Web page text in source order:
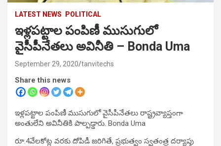
LATEST NEWS POLITICAL
ఇళ్లపట్టాల పంపిణీ ముసుగులో
వైసీపీనేతలు అవినీతి – Bonda Uma
September 29, 2020 tanvitechs
Share this news
ఇళ్లపట్టాల పంపిణీ ముసుగులో వైసీపీనేతలు రాష్ట్రవ్యాప్తంగా
అంతులేని అవినీతికి పాల్పడ్డారు. Bonda Uma
రూ.4వేలకోట్ల వరకు దోపిడీ జరిగితే, ప్రభుత్వం స్వతంత్ర దర్యాప్తు